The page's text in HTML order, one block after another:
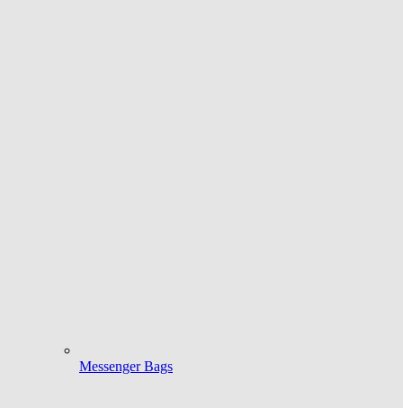
Messenger Bags